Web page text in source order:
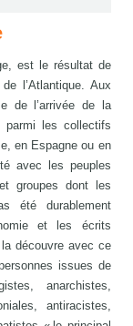
est le résultat de
l’Atlantique. Aux
de l’arrivée de la
parmi les collectifs
en Espagne ou en
avec les peuples
groupes dont les
été durablement
et les écrits
découvre avec ce
issues de
anarchistes,
antiracistes,